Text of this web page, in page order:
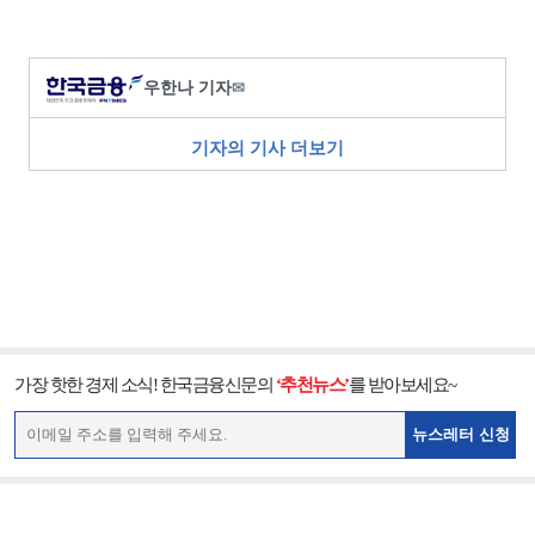
우한나 기자✉
기자의 기사 더보기
가장 핫한 경제 소식! 한국금융신문의 ‘추천뉴스’를 받아보세요~
뉴스레터 신청